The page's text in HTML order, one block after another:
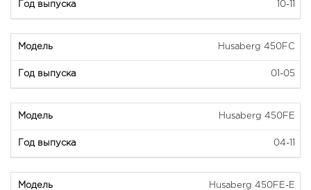
10-11
Husaberg 450FC
01-05
Husaberg 450FE
04-11
Husaberg 450FE-E